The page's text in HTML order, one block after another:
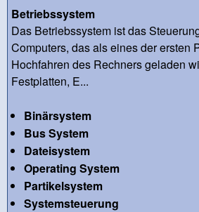
Betriebssystem
Das Betriebssystem ist das
Computers, das als eines der ersten
Hochfahren des Rechners geladen
Festplatten, E...
Binärsystem
Bus System
Dateisystem
Operating System
Partikelsystem
Systemsteuerung